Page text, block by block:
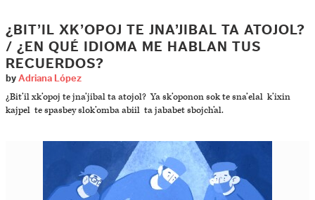
¿BIT’IL XK’OPOJ TE JNA’JIBAL TA ATOJOL?
/ ¿EN QUÉ IDIOMA ME HABLAN TUS
RECUERDOS?
by Adriana López
¿Bit’il xk’opoj te jna’jibal ta atojol? Ya sk’oponon sok te sna’elal k’ixin
kajpel te spasbey slok’omba abiil ta jababet sbojch’al.